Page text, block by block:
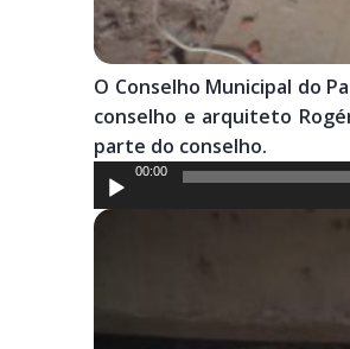
O Conselho Municipal do
conselho e arquiteto
parte do conselho.
Tocador
de
áudio
00:00